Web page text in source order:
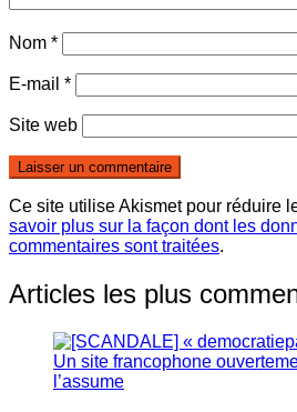
Nom *
E-mail *
Site web
Ce site utilise Akismet pour réduire
savoir plus sur la façon dont les
commentaires sont traitées.
Articles les plus